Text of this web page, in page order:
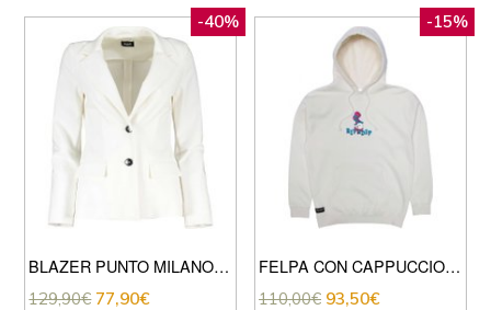
-40%
BLAZER PUNTO MILANO DECLINO DONNA
129,90€ 77,90€
-15%
FELPA CON CAPPUCCIO NERM IN A HAT
110,00€ 93,50€